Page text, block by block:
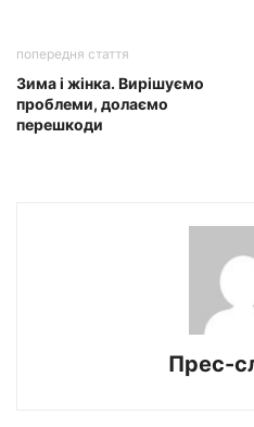
попередня стаття
Зима і жінка. Вирішуємо
проблеми, долаємо
перешкоди
Прес-